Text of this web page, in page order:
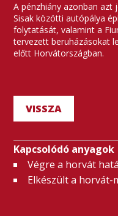
A pénzhiány azonban
Sisak közötti autópálya
folytatását, valamint a
tervezett beruházásokat
előtt Horvátországban.
VISSZA
Kapcsolódó anyagok
Végre a horvát
Elkészült a horvát-